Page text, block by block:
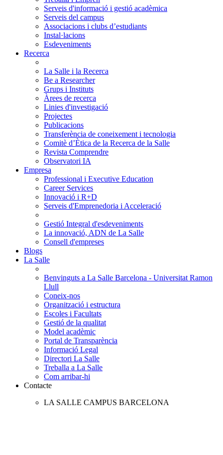
Serveis d'informació i gestió acadèmica
Serveis del campus
Associacions i clubs d’estudiants
Instal·lacions
Esdeveniments
Recerca
La Salle i la Recerca
Be a Researcher
Grups i Instituts
Àrees de recerca
Linies d'investigació
Projectes
Publicacions
Transferència de coneixement i tecnologia
Comitè d’Ètica de la Recerca de la Salle
Revista Comprendre
Observatori IA
Empresa
Professional i Executive Education
Career Services
Innovació i R+D
Serveis d'Emprenedoria i Acceleració
Gestió Integral d'esdeveniments
La innovació, ADN de La Salle
Consell d'empreses
Blogs
La Salle
Benvinguts a La Salle Barcelona - Universitat Ramon
Llull
Coneix-nos
Organització i estructura
Escoles i Facultats
Gestió de la qualitat
Model acadèmic
Portal de Transparència
Informació Legal
Directori La Salle
Treballa a La Salle
Com arribar-hi
Contacte
LA SALLE CAMPUS BARCELONA